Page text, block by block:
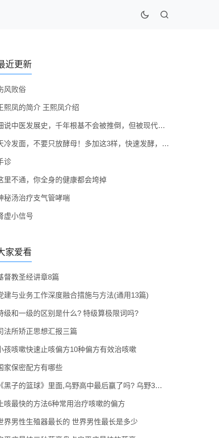
近更新
风败俗
熙凤的简介 王熙凤介绍
细说中医发展史，千年根基不会被推倒，但被现代医疗模式堵住出路
天冷发面，不要只放酵母！多加这3样，快速发酵，蓬松香软弹性十足
诊
里不通，你全身的健康都会垮掉
秘汤治疗支气管哮喘
虚小信号
家爱看
督教圣经讲章8篇
建与业务工作深度融合措施与方法(通用13篇)
级和一级的区别是什么? 特级算极限词吗?
法所矫正思想汇报三篇
孩咳嗽快速止咳偏方10种偏方有效治咳嗽
家保密配方有哪些
《黑子的篮球》里面,乌野高中最后赢了吗? 乌野3年拿到全国冠军了吗
咳最快的方法6种常用治疗咳嗽的偏方
界男性生殖器最长的 世界男性最长是多少